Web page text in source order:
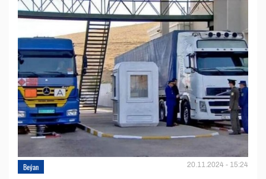
Beýan 20.11.2024 - 15:24